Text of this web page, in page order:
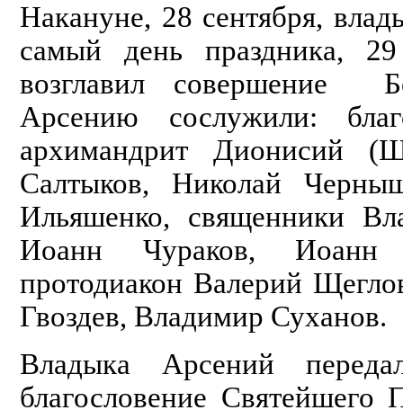
Накануне, 28 сентября,
самый день праздника,
возглавил совершение
Арсению сослужили:
архимандрит Дионисий
Салтыков, Николай
Ильяшенко, священники
Иоанн Чураков,
протодиакон Валерий
Гвоздев, Владимир Суханов.
Владыка Арсений
благословение